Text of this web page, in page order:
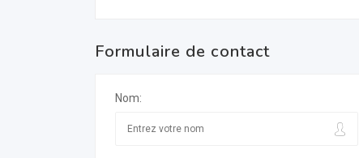
Formulaire de contact
Nom: